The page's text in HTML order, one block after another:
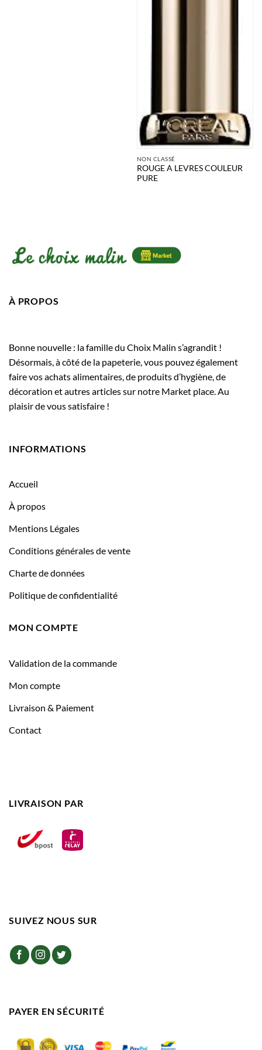
NON CLASSÉ
ROUGE A LEVRES COULEUR
PURE
À PROPOS
Bonne nouvelle : la famille du Choix Malin s’agrandit !
Désormais, à côté de la papeterie, vous pouvez également
faire vos achats alimentaires, de produits d’hygiène, de
décoration et autres articles sur notre Market place. Au
plaisir de vous satisfaire !
INFORMATIONS
Accueil
À propos
Mentions Légales
Conditions générales de vente
Charte de données
Politique de confidentialité
MON COMPTE
Validation de la commande
Mon compte
Livraison & Paiement
Contact
LIVRAISON PAR
SUIVEZ NOUS SUR
PAYER EN SÉCURITÉ